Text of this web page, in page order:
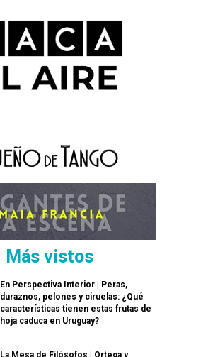
Más vistos
En Perspectiva Interior | Peras,
duraznos, pelones y ciruelas: ¿Qué
características tienen estas frutas de
hoja caduca en Uruguay?
La Mesa de Filósofos | Ortega y